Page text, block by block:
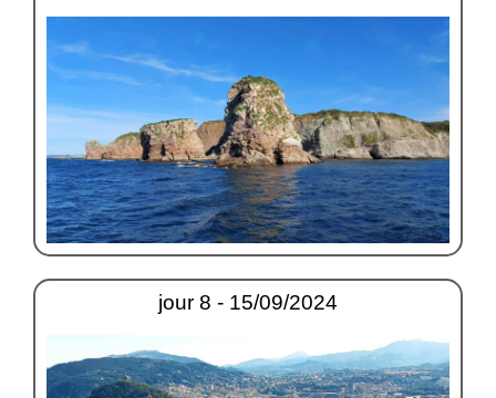
jour 8 - 15/09/2024